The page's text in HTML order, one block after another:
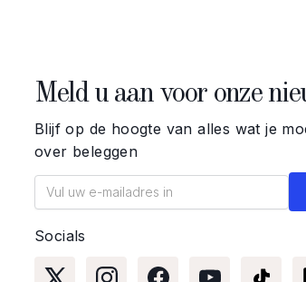
Meld u aan voor onze
Blijf op de hoogte van alles wat je
over beleggen
Socials